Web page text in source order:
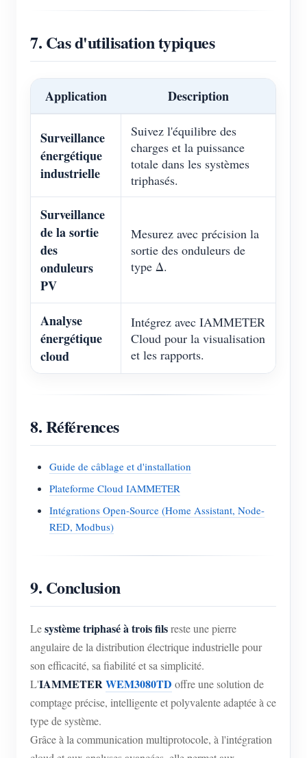
7. Cas d'utilisation typiques
Application Description
Surveillance
énergétique
industrielle
Suivez l'équilibre des
charges et la puissance
totale dans les systèmes
triphasés.
Surveillance
de la sortie
des
onduleurs
PV
Mesurez avec précision la
sortie des onduleurs de
type Δ.
Analyse
énergétique
cloud
Intégrez avec IAMMETER
Cloud pour la visualisation
et les rapports.
8. Références
Guide de câblage et d'installation
Plateforme Cloud IAMMETER
Intégrations Open-Source (Home Assistant, Node-
RED, Modbus)
9. Conclusion
Lesystème triphasé à trois filsreste une pierre
angulaire de la distribution électrique industrielle pour
son efficacité, sa fiabilité et sa simplicité.
L'IAMMETERWEM3080TD offre une solution de
comptage précise, intelligente et polyvalente adaptée à ce
type de système.
Grâce à la communication multiprotocole, à l'intégration